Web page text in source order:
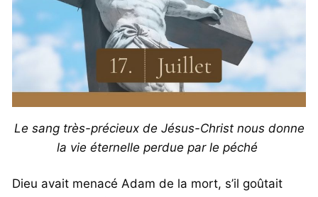
Le sang très-précieux de Jésus-Christ nous donne
la vie éternelle perdue par le péché
Dieu avait menacé Adam de la mort, s’il goûtait